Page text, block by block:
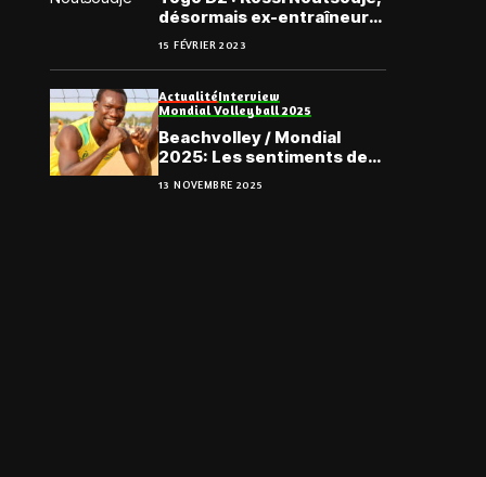
désormais ex-entraîneur
de la JCA
15 FÉVRIER 2023
ActualitéInterview
Mondial Volleyball 2025
Beachvolley / Mondial
2025: Les sentiments de
Bruno Kotoka, à Adélaïde
13 NOVEMBRE 2025